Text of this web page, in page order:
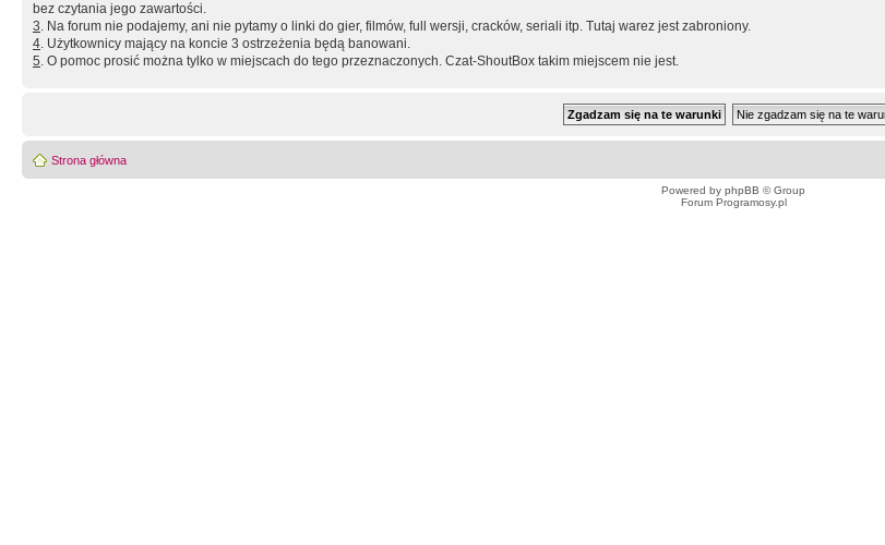
bez czytania jego zawartości.
3. Na forum nie podajemy, ani nie pytamy o linki do gier, filmów, full wersji, cracków, seriali itp. Tutaj warez jest zabroniony.
4. Użytkownicy mający na koncie 3 ostrzeżenia będą banowani.
5. O pomoc prosić można tylko w miejscach do tego przeznaczonych. Czat-ShoutBox takim miejscem nie jest.
Strona główna
Powered by phpBB © Group
Forum Programosy.pl